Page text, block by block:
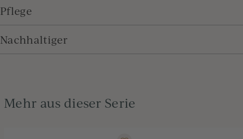
Pflege
Nachhaltiger
Mehr aus dieser Serie